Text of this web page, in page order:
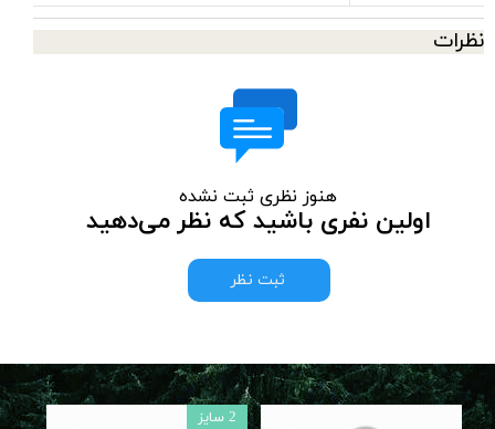
نظرات
هنوز نظری ثبت نشده
اولین نفری باشید که نظر می‌دهید
ثبت نظر
4 سایز 2 سایز